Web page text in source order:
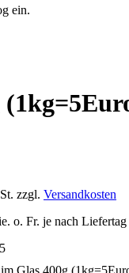
ein.
zzgl. Versandkosten
o. Fr. je nach Liefertag